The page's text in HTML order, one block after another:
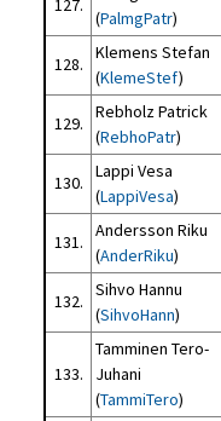
127.
(PalmgPatr)
128.
Klemens Stefan
(KlemeStef)
129.
Rebholz Patrick
(RebhoPatr)
130.
Lappi Vesa
(LappiVesa)
131.
Andersson Riku
(AnderRiku)
132.
Sihvo Hannu
(SihvoHann)
133.
Tamminen Tero-
Juhani
(TammiTero)